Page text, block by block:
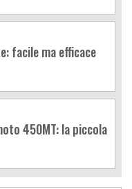
facile ma efficace
450MT: la piccola